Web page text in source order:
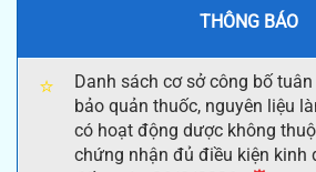
THÔNG BÁO
⭐
Danh sách cơ sở công bố
bảo quản thuốc, nguyên liệu
có hoạt động dược không
chứng nhận đủ điều kiện kinh